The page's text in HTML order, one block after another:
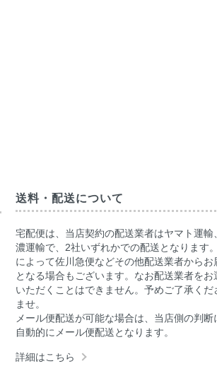
送料・配送について
宅配便は、当店契約の配送業者はヤマト運輸
濃運輸で、2社いずれかでの配送となります
によって佐川急便などその他配送業者からお
となる場合もございます。なお配送業者をお
いただくことはできません。予めご了承くだ
ませ。
メール便配送が可能な場合は、当店側の判断
自動的にメール便配送となります。
詳細はこちら